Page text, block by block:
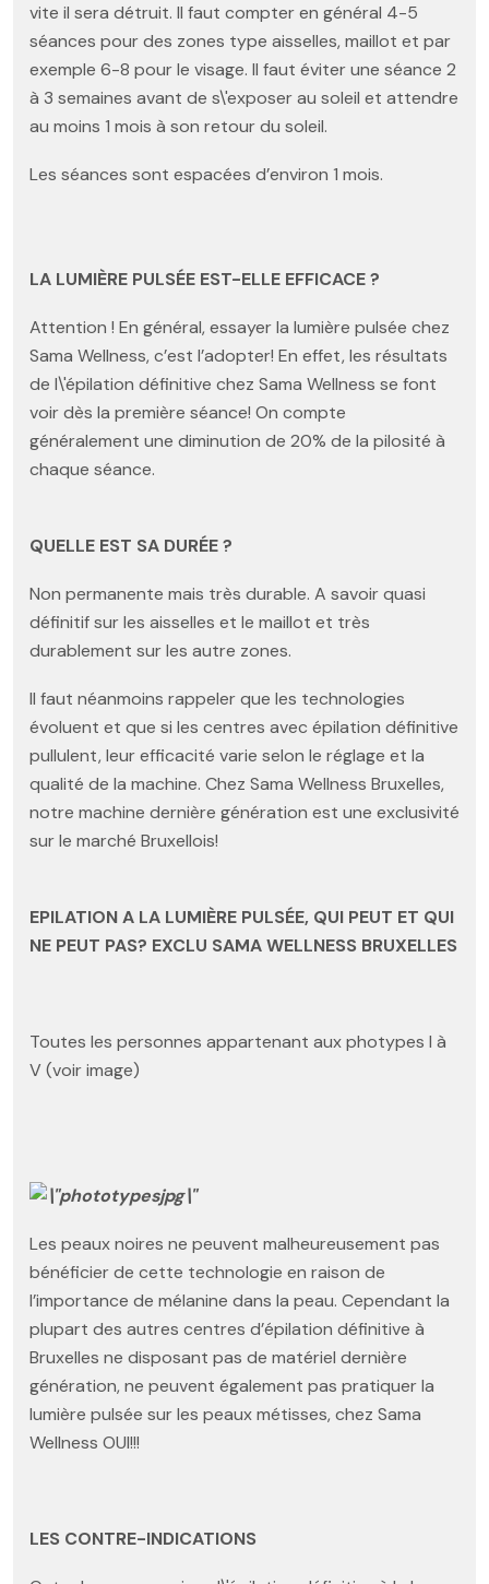
vite il sera détruit. Il faut compter en général 4-5
séances pour des zones type aisselles, maillot et par
exemple 6-8 pour le visage. Il faut éviter une séance 2
à 3 semaines avant de s\'exposer au soleil et attendre
au moins 1 mois à son retour du soleil.
Les séances sont espacées d’environ 1 mois.
LA LUMIÈRE PULSÉE EST-ELLE EFFICACE ?
Attention ! En général, essayer la lumière pulsée chez
Sama Wellness, c’est l’adopter! En effet, les résultats
de l\'épilation définitive chez Sama Wellness se font
voir dès la première séance! On compte
généralement une diminution de 20% de la pilosité à
chaque séance.
QUELLE EST SA DURÉE ?
Non permanente mais très durable. A savoir quasi
définitif sur les aisselles et le maillot et très
durablement sur les autre zones.
Il faut néanmoins rappeler que les technologies
évoluent et que si les centres avec épilation définitive
pullulent, leur efficacité varie selon le réglage et la
qualité de la machine. Chez Sama Wellness Bruxelles,
notre machine dernière génération est une exclusivité
sur le marché Bruxellois!
EPILATION A LA LUMIÈRE PULSÉE, QUI PEUT ET QUI
NE PEUT PAS? EXCLU SAMA WELLNESS BRUXELLES
Toutes les personnes appartenant aux photypes I à
V (voir image)
Les peaux noires ne peuvent malheureusement pas
bénéficier de cette technologie en raison de
l’importance de mélanine dans la peau. Cependant la
plupart des autres centres d’épilation définitive à
Bruxelles ne disposant pas de matériel dernière
génération, ne peuvent également pas pratiquer la
lumière pulsée sur les peaux métisses, chez Sama
Wellness OUI!!!
LES CONTRE-INDICATIONS